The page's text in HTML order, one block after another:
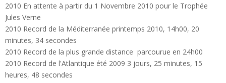
2010 En attente à partir du 1 Novembre 2010 pour le Trophée
Jules Verne
2010 Record de la Méditerranée printemps 2010, 14h00, 20
minutes, 34 secondes
2010 Record de la plus grande distance parcourue en 24h00
2010 Record de l'Atlantique été 2009 3 jours, 25 minutes, 15
heures, 48 secondes